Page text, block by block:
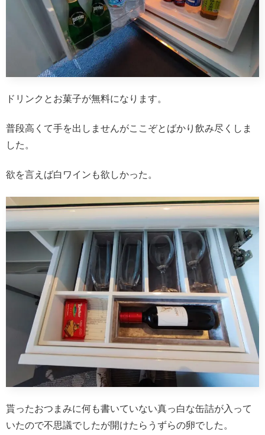
ドリンクとお菓子が無料になります。
普段高くて手を出しませんがここぞとばかり飲み尽くしま
した。
欲を言えば白ワインも欲しかった。
貰ったおつまみに何も書いていない真っ白な缶詰が入って
いたので不思議でしたが開けたらうずらの卵でした。